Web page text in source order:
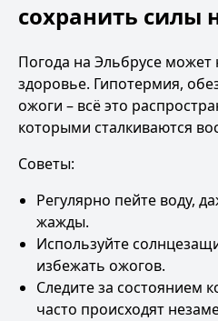
сохранить силы
Погода на Эльбрусе может
здоровье. Гипотермия,
ожоги – всё это
которыми сталкиваются
Советы:
Регулярно пейте воду,
жажды.
Используйте
избежать ожогов.
Следите за состоянием
часто происходят